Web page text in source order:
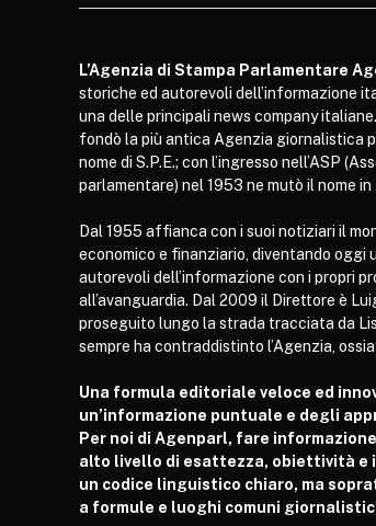
L’Agenzia di Stampa Parlamentare
storiche ed autorevoli dell’informazione
una delle principali news company
fondò la più antica Agenzia giornalistica
nome di S.P.E.; con l’ingresso nell’ASP
parlamentare) nel 1953 ne mutò il nome in
Dal 1955 affianca con i suoi notiziari il
economico e finanziario, diventando oggi
autorevoli dell’informazione con i propri
all’avanguardia. Dal 2009 il Direttore è
proseguito lungo la strada tracciata da
sempre ha contraddistinto l’Agenzia,
Una formula editoriale veloce ed
un’informazione puntuale e degli
Per noi di Agenparl, fare
alto livello di esattezza, obiettività e
un codice linguistico chiaro, ma
a formule e luoghi comuni